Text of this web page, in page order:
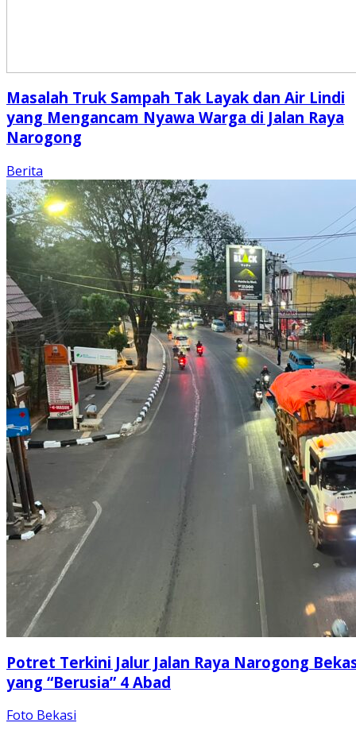
Masalah Truk Sampah Tak Layak dan Air Lindi
yang Mengancam Nyawa Warga di Jalan Raya
Narogong
Berita
Potret Terkini Jalur Jalan Raya Narogong
yang “Berusia” 4 Abad
Foto Bekasi